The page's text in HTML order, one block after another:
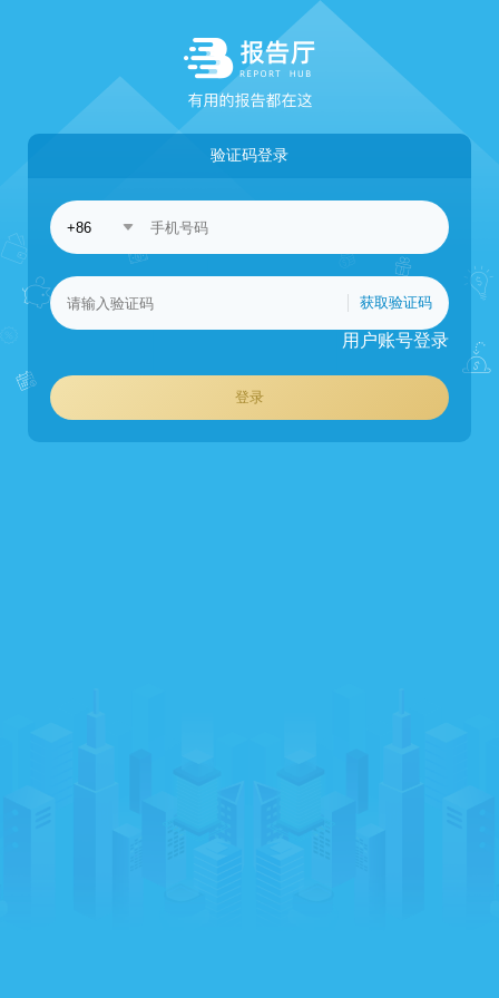
验证码登录
获取验证码
用户账号登录
登录